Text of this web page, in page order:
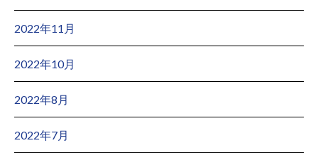
2022年11月
2022年10月
2022年8月
2022年7月